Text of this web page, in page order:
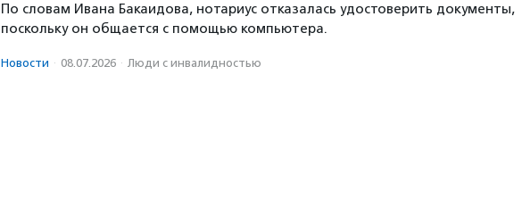
По словам Ивана Бакаидова, нотариус отказалась удостоверить документы,
поскольку он общается с помощью компьютера.
Новости · 08.07.2026 · Люди с инвалидностью